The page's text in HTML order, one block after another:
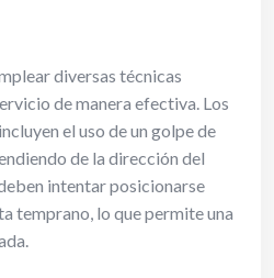
diversas técnicas
de manera efectiva. Los
el uso de un golpe de
de la dirección del
intentar posicionarse
temprano, lo que permite una